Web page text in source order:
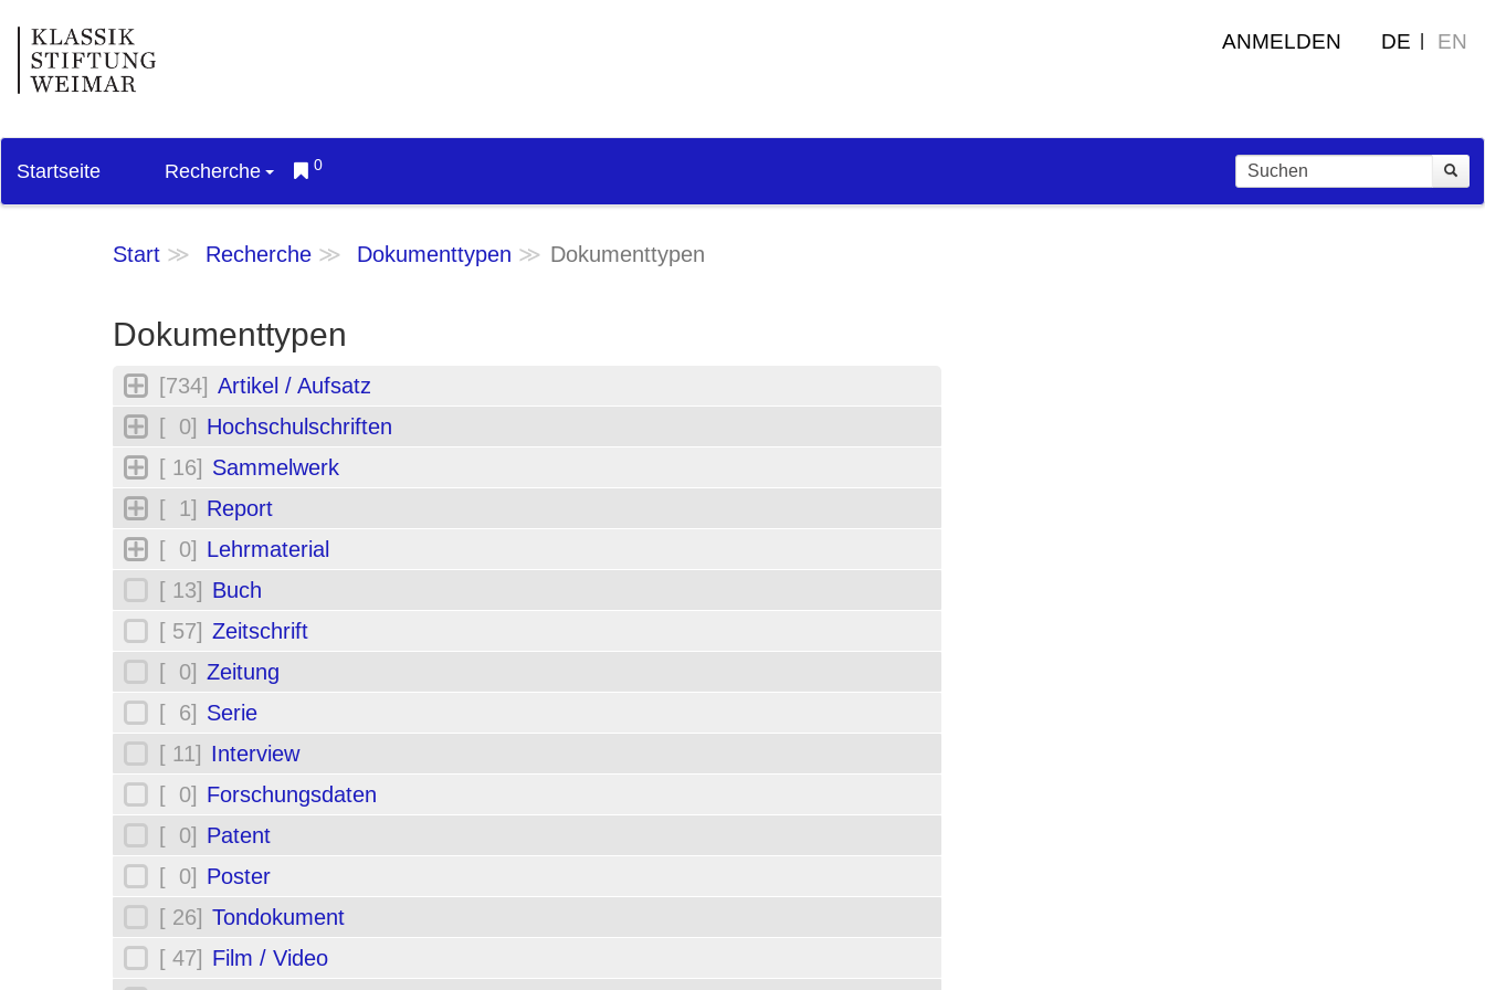
ANMELDEN DE EN
Startseite Recherche 0
Start Recherche Dokumenttypen Dokumenttypen
Dokumenttypen
[734] Artikel / Aufsatz
[ 0] Hochschulschriften
[ 16] Sammelwerk
[ 1] Report
[ 0] Lehrmaterial
[ 13] Buch
[ 57] Zeitschrift
[ 0] Zeitung
[ 6] Serie
[ 11] Interview
[ 0] Forschungsdaten
[ 0] Patent
[ 0] Poster
[ 26] Tondokument
[ 47] Film / Video